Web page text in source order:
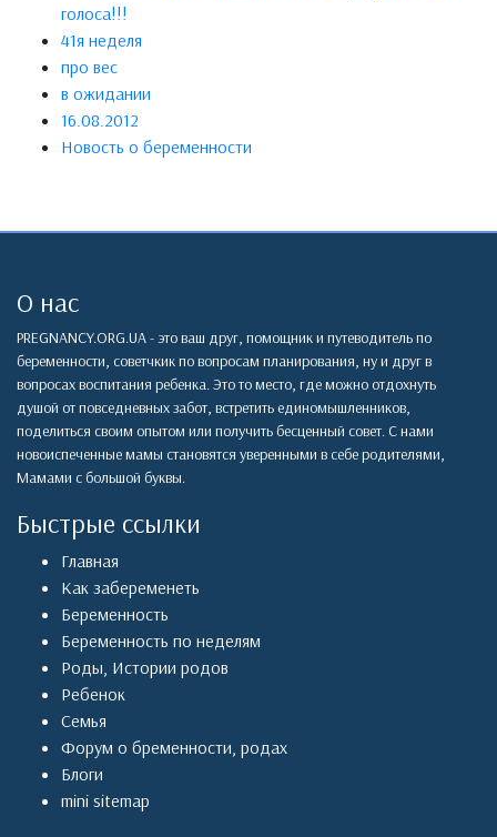
голоса!!!
41я неделя
про вес
в ожидании
16.08.2012
Новость о беременности
О нас
PREGNANCY.ORG.UA - это ваш друг, помощник и путеводитель по
беременности, советчкик по вопросам планирования, ну и друг в
вопросах воспитания ребенка. Это то место, где можно отдохнуть
душой от повседневных забот, встретить единомышленников,
поделиться своим опытом или получить бесценный совет. С нами
новоиспеченные мамы становятся уверенными в себе родителями,
Мамами с большой буквы.
Быстрые ссылки
Главная
Как забеременеть
Беременность
Беременность по неделям
Роды, Истории родов
Ребенок
Семья
Форум о бременности, родах
Блоги
mini sitemap